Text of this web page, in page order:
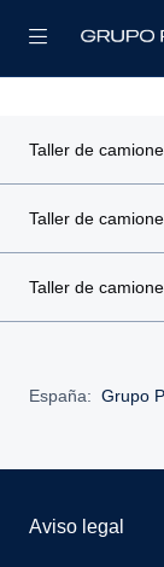
Taller de
Taller de
Taller de
España: Grupo
Aviso legal